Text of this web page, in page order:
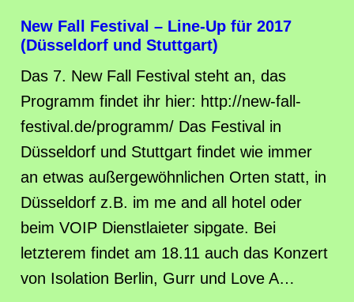
New Fall Festival – Line-Up für 2017
(Düsseldorf und Stuttgart)
Das 7. New Fall Festival steht an, das
Programm findet ihr hier: http://new-fall-
festival.de/programm/ Das Festival in
Düsseldorf und Stuttgart findet wie immer
an etwas außergewöhnlichen Orten statt, in
Düsseldorf z.B. im me and all hotel oder
beim VOIP Dienstlaieter sipgate. Bei
letzterem findet am 18.11 auch das Konzert
von Isolation Berlin, Gurr und Love A…